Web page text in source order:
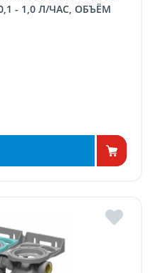
- 1,0 Л/ЧАС, ОБЪЁМ